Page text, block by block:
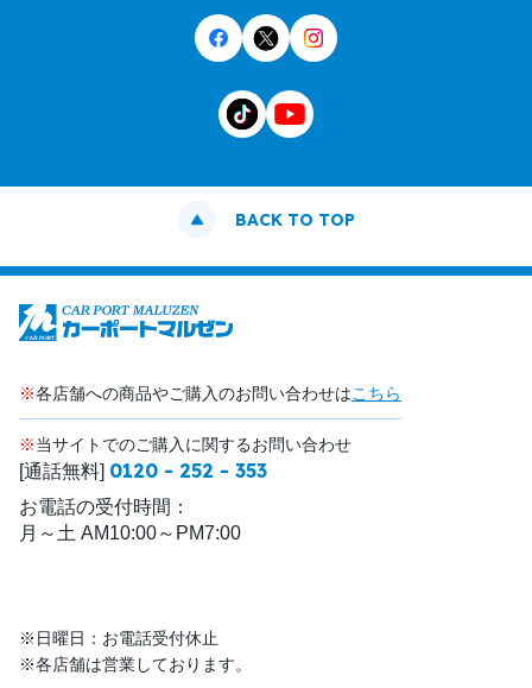
BACK TO TOP
※各店舗への商品やご購入のお問い合わせはこちら
※当サイトでのご購入に関するお問い合わせ
[通話無料] 0120 - 252 - 353
お電話の受付時間：
月～土 AM10:00～PM7:00
※日曜日：お電話受付休止
※各店舗は営業しております。